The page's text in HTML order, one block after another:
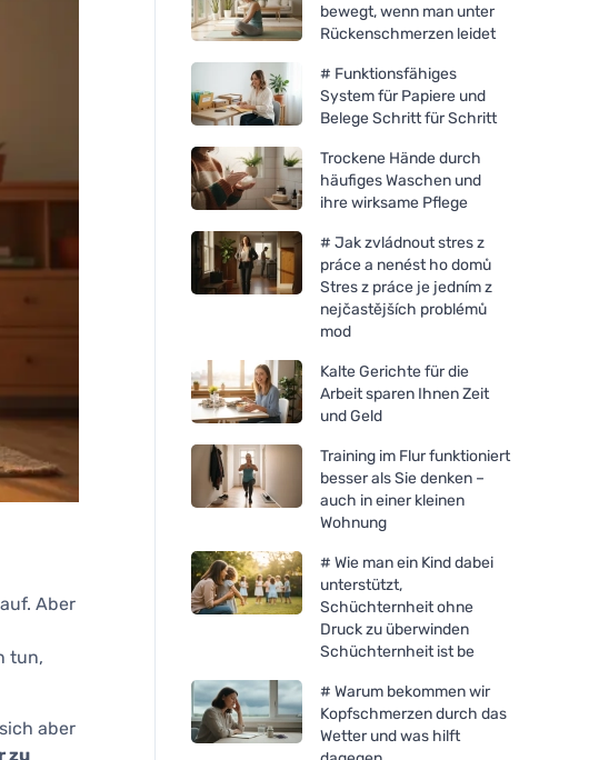
Aber
tun,
aber
zu
bewegt, wenn man unter
Rückenschmerzen leidet
# Funktionsfähiges
System für Papiere und
Belege Schritt für Schritt
Trockene Hände durch
häufiges Waschen und
ihre wirksame Pflege
# Jak zvládnout stres z
práce a nenést ho domů
Stres z práce je jedním z
nejčastějších problémů
mod
Kalte Gerichte für die
Arbeit sparen Ihnen Zeit
und Geld
Training im Flur funktioniert
besser als Sie denken –
auch in einer kleinen
Wohnung
# Wie man ein Kind dabei
unterstützt,
Schüchternheit ohne
Druck zu überwinden
Schüchternheit ist be
# Warum bekommen wir
Kopfschmerzen durch das
Wetter und was hilft